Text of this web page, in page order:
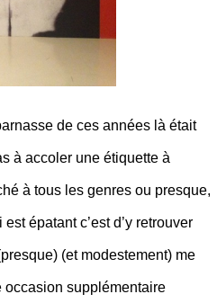
de ces années là était
à accoler une étiquette à
à tous les genres ou presque,
épatant c’est d’y retrouver
(et modestement) me
occasion supplémentaire